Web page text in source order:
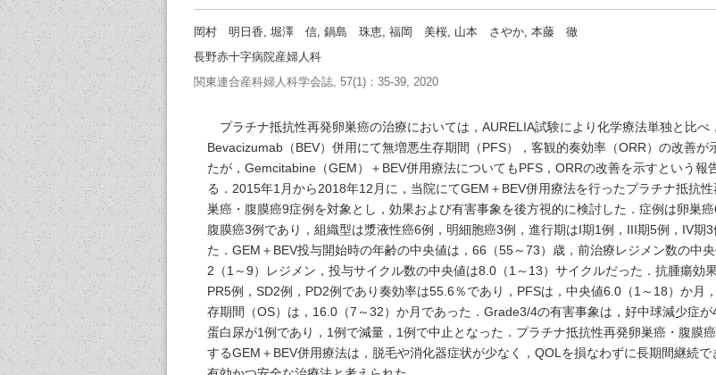
岡村 明日香, 堀澤 信, 鍋島 珠恵, 福岡 美桜, 山本 さやか, 本藤 徹
長野赤十字病院産婦人科
関東連合産科婦人科学会誌, 57(1)：35-39, 2020
プラチナ抵抗性再発卵巣癌の治療においては，AURELIA試験により化学療法単独と比べ，
Bevacizumab（BEV）併用にて無増悪生存期間（PFS），客観的奏効率（ORR）の改善が
たが，Gemcitabine（GEM）＋BEV併用療法についてもPFS，ORRの改善を示すという報
る．2015年1月から2018年12月に，当院にてGEM＋BEV併用療法を行ったプラチナ抵抗性
巣癌・腹膜癌9症例を対象とし，効果および有害事象を後方視的に検討した．症例は卵巣癌
腹膜癌3例であり，組織型は漿液性癌6例，明細胞癌3例，進行期はI期1例，III期5例，IV期3
た．GEM＋BEV投与開始時の年齢の中央値は，66（55～73）歳，前治療レジメン数の中
2（1～9）レジメン，投与サイクル数の中央値は8.0（1～13）サイクルだった．抗腫瘍効
PR5例，SD2例，PD2例であり奏効率は55.6％であり，PFSは，中央値6.0（1～18）か月
存期間（OS）は，16.0（7～32）か月であった．Grade3/4の有害事象は，好中球減少症が
蛋白尿が1例であり，1例で減量，1例で中止となった．プラチナ抵抗性再発卵巣癌・腹膜
するGEM＋BEV併用療法は，脱毛や消化器症状が少なく，QOLを損なわずに長期間継続で